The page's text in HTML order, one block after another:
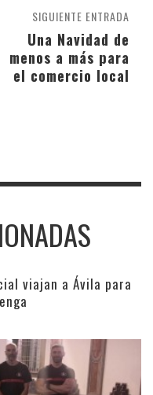
SIGUIENTE ENTRADA
Una Navidad de
menos a más para
el comercio local
viajan a Ávila para